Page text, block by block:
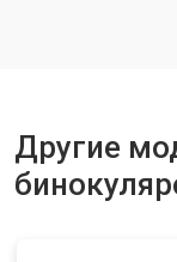
Другие